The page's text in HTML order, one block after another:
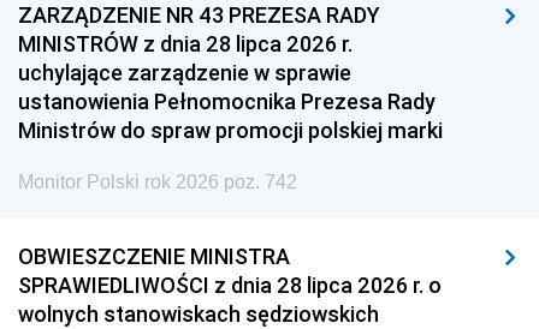
ZARZĄDZENIE NR 43 PREZESA RADY
MINISTRÓW z dnia 28 lipca 2026 r.
uchylające zarządzenie w sprawie
ustanowienia Pełnomocnika Prezesa Rady
Ministrów do spraw promocji polskiej marki
Monitor Polski rok 2026 poz. 742
OBWIESZCZENIE MINISTRA
SPRAWIEDLIWOŚCI z dnia 28 lipca 2026 r. o
wolnych stanowiskach sędziowskich